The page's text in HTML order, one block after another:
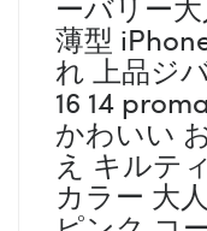
薄型
れ 上品ジ
16 14
かわいい
え キルテ
カラー 大